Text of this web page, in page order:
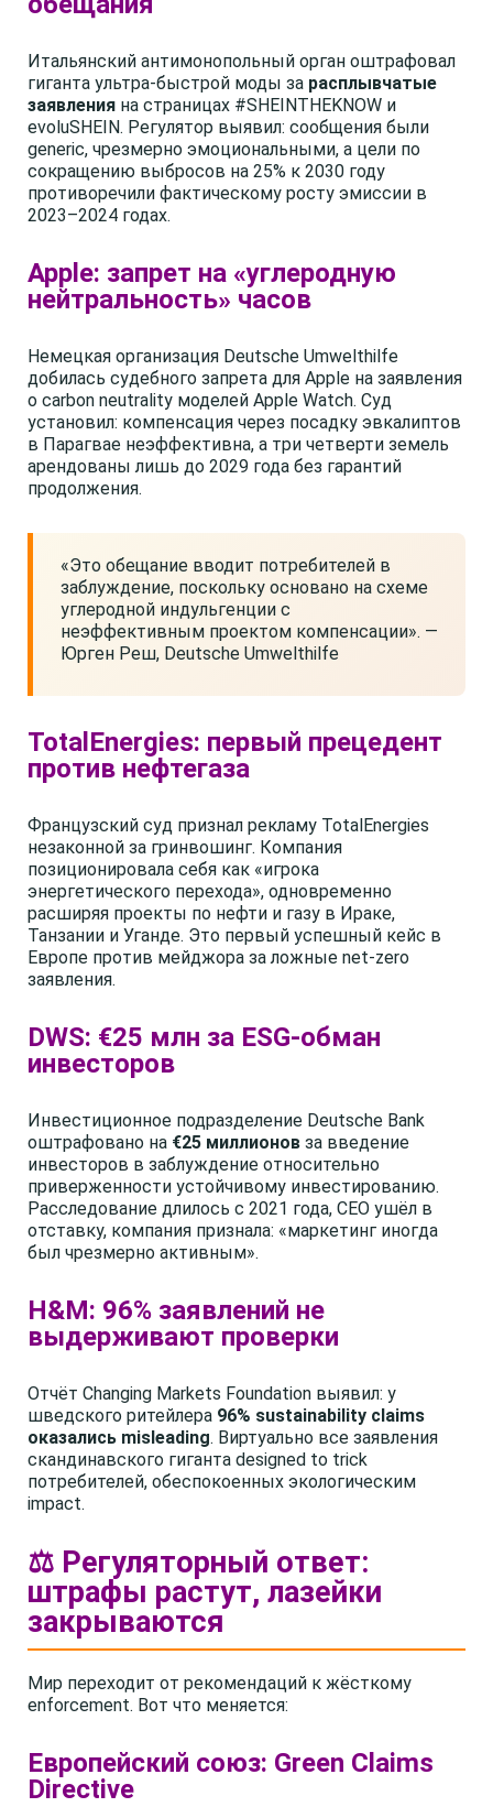
Итальянский антимонопольный орган оштрафовал
гиганта ультра-быстрой моды за расплывчатые
заявления на страницах #SHEINTHEKNOW и
evoluSHEIN. Регулятор выявил: сообщения были
generic, чрезмерно эмоциональными, а цели по
сокращению выбросов на 25% к 2030 году
противоречили фактическому росту эмиссии в
2023–2024 годах.
Apple: запрет на «углеродную
нейтральность» часов
Немецкая организация Deutsche Umwelthilfe
добилась судебного запрета для Apple на заявления
о carbon neutrality моделей Apple Watch. Суд
установил: компенсация через посадку эвкалиптов
в Парагвае неэффективна, а три четверти земель
арендованы лишь до 2029 года без гарантий
продолжения.
«Это обещание вводит потребителей в
заблуждение, поскольку основано на схеме
углеродной индульгенции с
неэффективным проектом компенсации». —
Юрген Реш, Deutsche Umwelthilfe
TotalEnergies: первый прецедент
против нефтегаза
Французский суд признал рекламу TotalEnergies
незаконной за гринвошинг. Компания
позиционировала себя как «игрока
энергетического перехода», одновременно
расширяя проекты по нефти и газу в Ираке,
Танзании и Уганде. Это первый успешный кейс в
Европе против мейджора за ложные net-zero
заявления.
DWS: €25 млн за ESG-обман
инвесторов
Инвестиционное подразделение Deutsche Bank
оштрафовано на €25 миллионов за введение
инвесторов в заблуждение относительно
приверженности устойчивому инвестированию.
Расследование длилось с 2021 года, CEO ушёл в
отставку, компания признала: «маркетинг иногда
был чрезмерно активным».
H&M: 96% заявлений не
выдерживают проверки
Отчёт Changing Markets Foundation выявил: у
шведского ритейлера 96% sustainability claims
оказались misleading. Виртуально все заявления
скандинавского гиганта designed to trick
потребителей, обеспокоенных экологическим
impact.
⚖️ Регуляторный ответ:
штрафы растут, лазейки
закрываются
Мир переходит от рекомендаций к жёсткому
enforcement. Вот что меняется:
Европейский союз: Green Claims
Directive